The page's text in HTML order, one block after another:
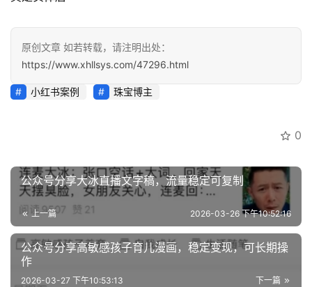
百
创
资
会
员
专
区
原创文章 如若转载，请注明出处：
https://www.xhllsys.com/47296.html
小红书案例 珠宝博主
0
公众号分享大冰直播文字稿，流量稳定可复制
上一篇 2026-03-26 下午10:52:16
公众号分享高敏感孩子育儿漫画，稳定变现，可长期操
作
下一篇
2026-03-27 下午10:53:13